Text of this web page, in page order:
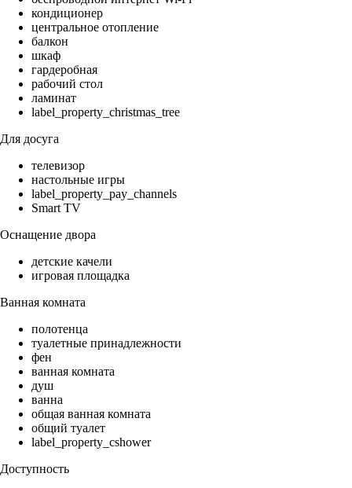
кондиционер
центральное отопление
балкон
шкаф
гардеробная
рабочий стол
ламинат
label_property_christmas_tree
Для досуга
телевизор
настольные игры
label_property_pay_channels
Smart TV
Оснащение двора
детские качели
игровая площадка
Ванная комната
полотенца
туалетные принадлежности
фен
ванная комната
душ
ванна
общая ванная комната
общий туалет
label_property_cshower
Доступность